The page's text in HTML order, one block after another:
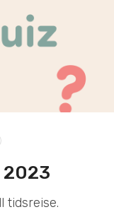
2023
tidsreise.